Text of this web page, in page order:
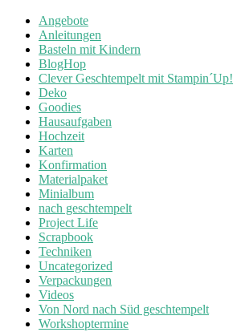
Angebote
Anleitungen
Basteln mit Kindern
BlogHop
Clever Geschtempelt mit Stampin´Up!
Deko
Goodies
Hausaufgaben
Hochzeit
Karten
Konfirmation
Materialpaket
Minialbum
nach geschtempelt
Project Life
Scrapbook
Techniken
Uncategorized
Verpackungen
Videos
Von Nord nach Süd geschtempelt
Workshoptermine